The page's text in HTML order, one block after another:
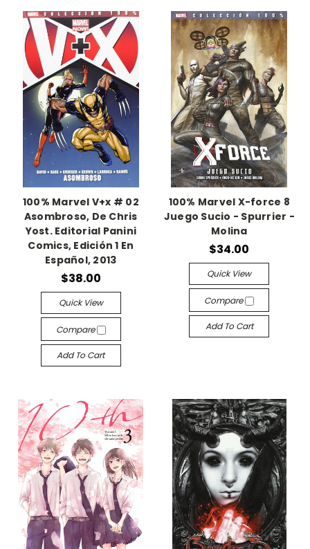
100% Marvel V+x # 02
Asombroso, De Chris
Yost. Editorial Panini
Comics, Edición 1 En
Español, 2013
$38.00
Quick View
Compare
Add To Cart
100% Marvel X-force 8
Juego Sucio - Spurrier -
Molina
$34.00
Quick View
Compare
Add To Cart